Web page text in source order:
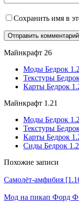
Сохранить имя в
Майнкрафт 26
Моды Бедрок
Текстуры
Карты Бедрок
Майнкрафт 1.21
Моды Бедрок
Текстуры
Карты Бедрок
Сиды Бедрок
Похожие записи
Самолёт-амфибия
Мод на пикап Форд